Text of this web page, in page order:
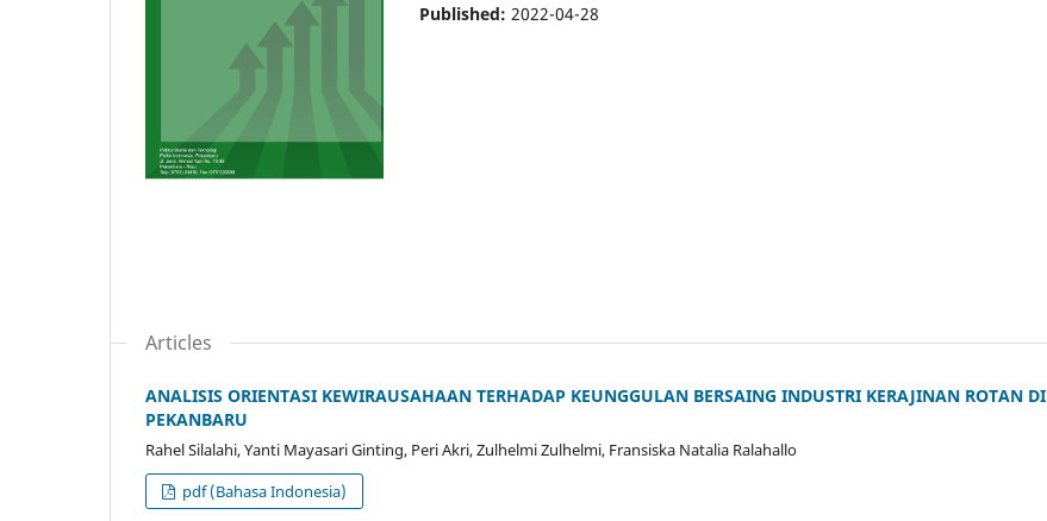
Published: 2022-04-28
Articles
ANALISIS ORIENTASI KEWIRAUSAHAAN TERHADAP KEUNGGULAN BERSAING INDUSTRI KERAJINAN ROTAN DI
PEKANBARU
Rahel Silalahi, Yanti Mayasari Ginting, Peri Akri, Zulhelmi Zulhelmi, Fransiska Natalia Ralahallo
pdf (Bahasa Indonesia)